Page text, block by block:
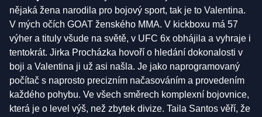
nějaká žena narodila pro bojový sport, tak je to Valentina.
V mých očích GOAT ženského MMA. V kickboxu má 57
výher a tituly všude na světě, v UFC 6x obhájila a vyhraje i
tentokrát. Jirka Procházka hovoří o hledání dokonalosti v
boji a Valentina ji už asi našla. Je jako naprogramovaný
počítač s naprosto precizním načasováním a provedením
každého pohybu. Ve všech směrech komplexní bojovnice,
která je o level výš, než zbytek divize. Taila Santos věří, že